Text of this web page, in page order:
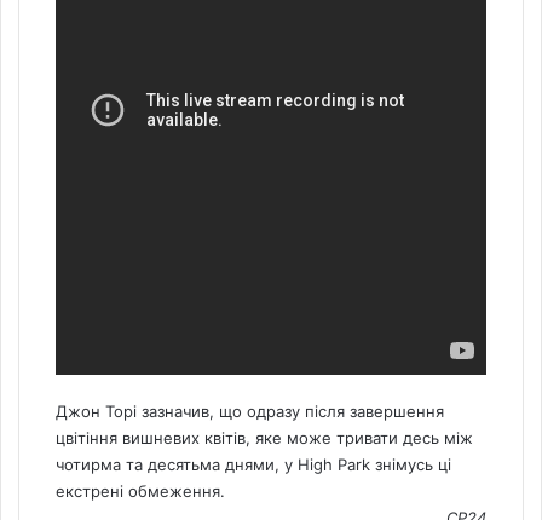
Джон Торі зазначив, що одразу після завершення
цвітіння вишневих квітів, яке може тривати десь між
чотирма та десятьма днями, у High Park знімусь ці
екстрені обмеження.